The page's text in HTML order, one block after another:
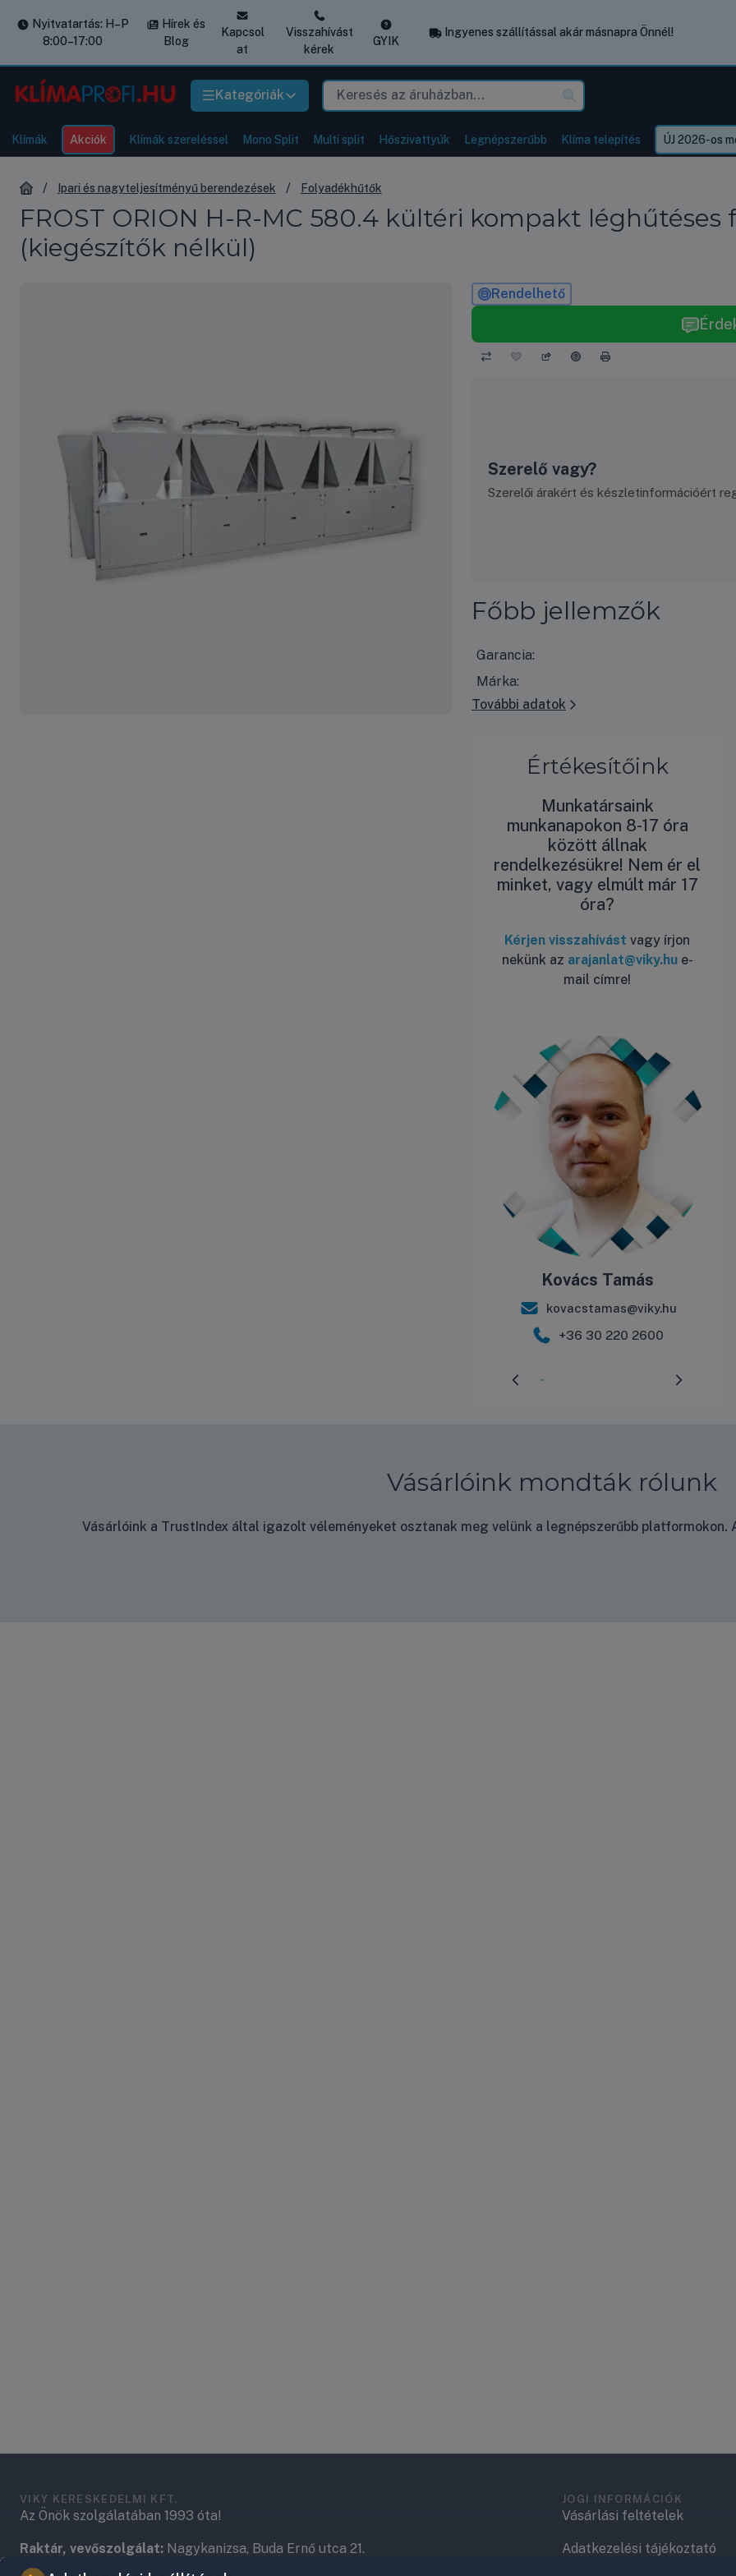
Kategóriák
Nyitvatartás: H–P
8:00–17:00
Hírek és
Blog
Kapcsol
at
Visszahívást
kérek
GYIK
Ingyenes szállítással akár másnapra Önnél!
Klímák Akciók Klímák szereléssel Mono Split Multi split Hőszivattyúk Legnépszerűbb Klíma telepítés ÚJ 2026-os
Ipari és nagyteljesítményű berendezések Folyadékhűtők
FROST ORION H-R-MC 580.4 kültéri kompakt
(kiegészítők nélkül)
Rendelhető
Szerelő vagy?
Szerelői árakért és készletinformációért
Főbb jellemzők
Garancia:
Márka:
További adatok
Értékesítőink
Munkatársaink
munkanapokon 8-17 óra
között állnak
rendelkezésükre! Nem ér el
minket, vagy elmúlt már 17
óra?
Kérjen visszahívást vagy írjon
nekünk az arajanlat@viky.hue-
mail címre!
Kovács Tamás
kovacstamas@viky.hu
+36 30 220 2600
Vásárlóink mondták rólunk
Vásárlóink a TrustIndex által igazolt véleményeket osztanak meg velünk a legnépszerűbb
VIKY KERESKEDELMI KFT.
Az Önök szolgálatában 1993 óta!
Raktár, vevőszolgálat: Nagykanizsa, Buda Ernő utca 21.
JOGI INFORMÁCIÓK
Vásárlási feltételek
Adatkezelési tájékoztató